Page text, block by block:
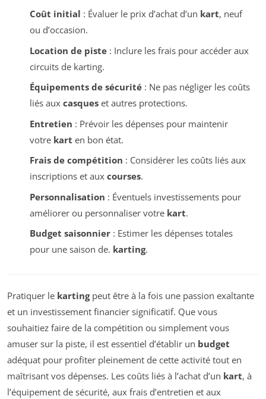
Coût initial : Évaluer le prix d’achat d’un kart, neuf
ou d’occasion.
Location de piste: Inclure les frais pour accéder aux
circuits de karting.
Équipements de sécurité: Ne pas négliger les coûts
liés aux casqueset autres protections.
Entretien : Prévoir les dépenses pour maintenir
votre kart en bon état.
Frais de compétition : Considérer les coûts liés aux
inscriptions et aux courses.
Personnalisation : Éventuels investissements pour
améliorer ou personnaliser votre kart.
Budget saisonnier: Estimer les dépenses totales
pour une saison de. karting.
Pratiquer le kartingpeut être à la fois une passion exaltante
et un investissement financier significatif. Que vous
souhaitiez faire de la compétition ou simplement vous
amuser sur la piste, il est essentiel d’établir un budget
adéquat pour profiter pleinement de cette activité tout en
maîtrisant vos dépenses. Les coûts liés à l’achat d’un kart, à
l’équipement de sécurité, aux frais d’entretien et aux